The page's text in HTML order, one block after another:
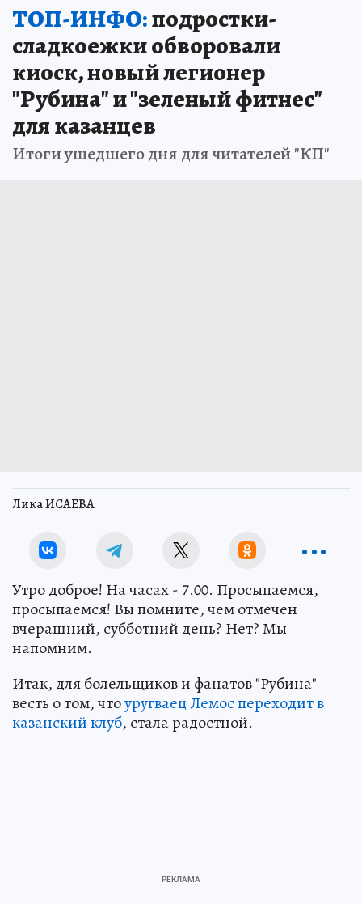
ТОП-ИНФО:подростки-
сладкоежки обворовали
киоск, новый легионер
"Рубина" и "зеленый фитнес"
для казанцев
Итоги ушедшего дня для читателей "КП"
Лика ИСАЕВА
Утро доброе! На часах - 7.00. Просыпаемся,
просыпаемся! Вы помните, чем отмечен
вчерашний, субботний день? Нет? Мы
напомним.
Итак, для болельщиков и фанатов "Рубина"
весть о том, чтоуругваец Лемос переходит в
казанский клуб, стала радостной.